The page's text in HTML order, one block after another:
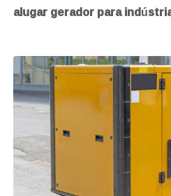
alugar gerador para